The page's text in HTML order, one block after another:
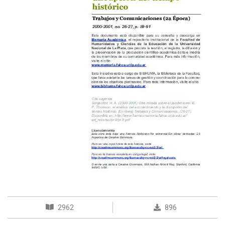
2962 896